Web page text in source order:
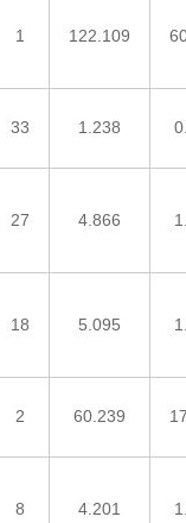
1 122.109
33 1.238
27 4.866
18 5.095
2 60.239
8 4.201